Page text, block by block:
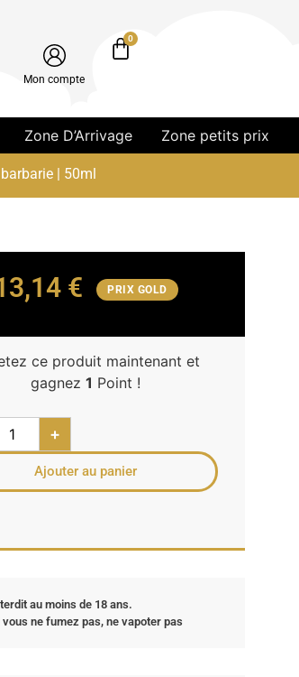
Mon compte
0
Zone D’Arrivage Zone petits prix
| 50ml
€ PRIX GOLD
ce produit maintenant et
gagnez1 Point !
+
Ajouter au panier
au moins de 18 ans.
vous ne fumez pas, ne vapoter pas